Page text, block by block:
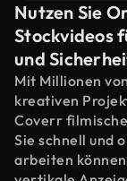
Nutzen Sie
Stockvideos
und
Mit Millionen
kreativen
Coverr
Sie schnell und
arbeiten